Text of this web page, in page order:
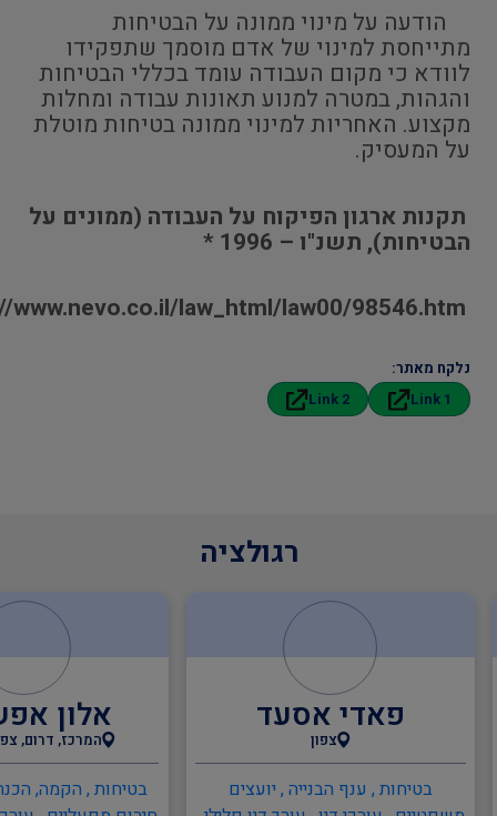
הודעה על מינוי ממונה על הבטיחות
מתייחסת למינוי של אדם מוסמך שתפקידו
לוודא כי מקום העבודה עומד בכללי הבטיחות
והגהות, במטרה למנוע תאונות עבודה ומחלות
מקצוע. האחריות למינוי ממונה בטיחות מוטלת
על המעסיק.
תקנות ארגון הפיקוח על העבודה (ממונים על
הבטיחות), תשנ"ו – 1996 *
www.nevo.co.il/law_html/law00/98546.htm
נלקח מאתר:
Link 1
Link 2
רגולציה
פאדי אסעד
צפון
בטיחות , ענף הבנייה , יועצים
אלון
המרכז, דרום,
בטיחות , הקמה,